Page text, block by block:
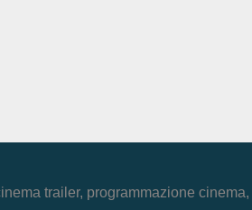
trailer, programmazione